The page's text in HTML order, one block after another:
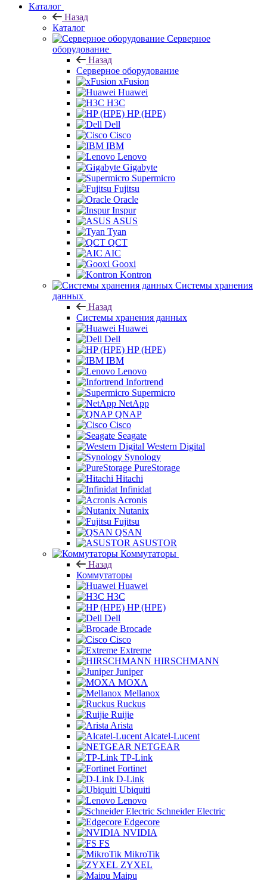
Каталог
Назад
Каталог
Серверное
оборудование
Назад
Серверное оборудование
xFusion
Huawei
H3C
HP (HPE)
Dell
Cisco
IBM
Lenovo
Gigabyte
Supermicro
Fujitsu
Oracle
Inspur
ASUS
Tyan
QCT
AIC
Gooxi
Kontron
Системы хранения
данных
Назад
Системы хранения данных
Huawei
Dell
HP (HPE)
IBM
Lenovo
Infortrend
Supermicro
NetApp
QNAP
Cisco
Seagate
Western Digital
Synology
PureStorage
Hitachi
Infinidat
Acronis
Nutanix
Fujitsu
QSAN
ASUSTOR
Коммутаторы
Назад
Коммутаторы
Huawei
H3C
HP (HPE)
Dell
Brocade
Cisco
Extreme
HIRSCHMANN
Juniper
MOXA
Mellanox
Ruckus
Ruijie
Arista
Alcatel-Lucent
NETGEAR
TP-Link
Fortinet
D-Link
Ubiquiti
Lenovo
Schneider Electric
Edgecore
NVIDIA
FS
MikroTik
ZYXEL
Maipu